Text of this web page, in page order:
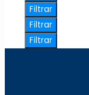
Filtrar
Filtrar
Filtrar